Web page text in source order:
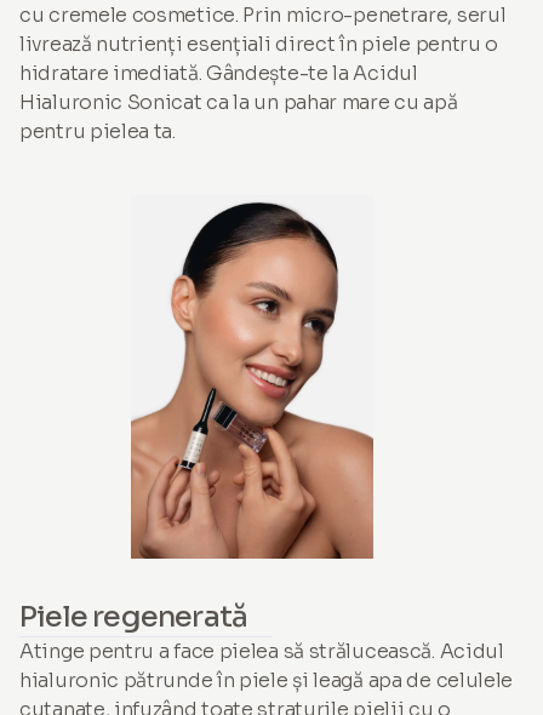
cu cremele cosmetice. Prin micro-penetrare, serul
livrează nutrienți esențiali direct în piele pentru o
hidratare imediată. Gândește-te la Acidul
Hialuronic Sonicat ca la un pahar mare cu apă
pentru pielea ta.
Piele regenerată
Atinge pentru a face pielea să strălucească. Acidul
hialuronic pătrunde în piele și leagă apa de celulele
cutanate, infuzând toate straturile pielii cu o